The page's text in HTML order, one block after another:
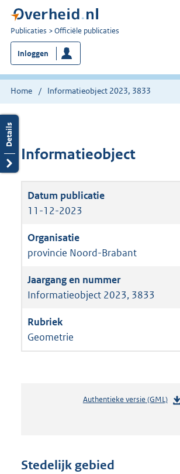
U
bent
nu
hier:
Publicaties Officiële publicaties
Inloggen
Home Informatieobject 2023, 3833
Informatieobject
11-12-2023
provincie Noord-Brabant
Informatieobject 2023, 3833
Geometrie
Authentieke versie (GML)b
Stedelijk gebied